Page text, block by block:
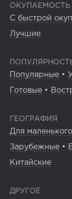
С быстрой
Лучшие
Популярные •
Готовые •
ГЕОГРАФИЯ
Для
Зарубежные •
Китайские
ДРУГОЕ